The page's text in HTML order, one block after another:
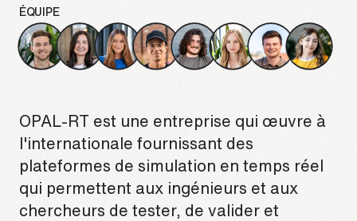
ÉQUIPE
OPAL-RT est une entreprise qui œuvre à
l'internationale fournissant des
plateformes de simulation en temps réel
qui permettent aux ingénieurs et aux
chercheurs de tester, de valider et